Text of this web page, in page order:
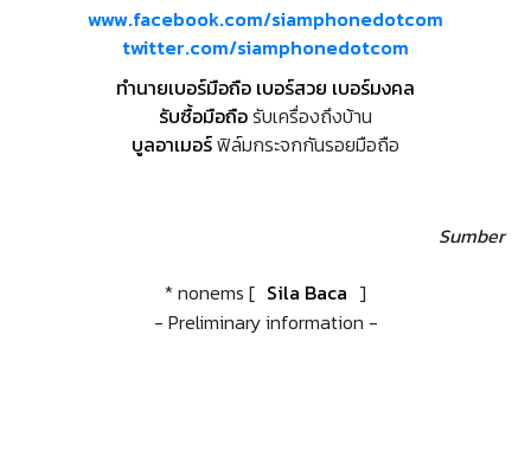
www.facebook.com/siamphonedotcom
twitter.com/siamphonedotcom
ทำนายเบอร์มือถือ เบอร์สวย เบอร์มงคล
รับซื้อมือถือรับเครื่องถึงบ้าน
บูลอาเมอร์ฟิล์มกระจกกันรอยมือถือ
Sumber
* nonems [ Sila Baca ]
- Preliminary information -